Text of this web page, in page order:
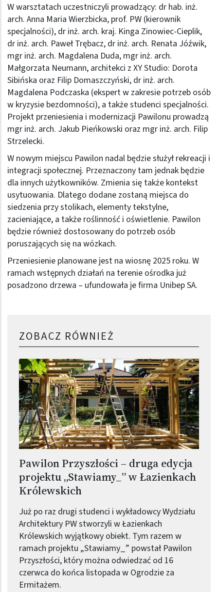
W warsztatach uczestniczyli prowadzący: dr hab. inż.
arch. Anna Maria Wierzbicka, prof. PW (kierownik
specjalności), dr inż. arch. kraj. Kinga Zinowiec-Cieplik,
dr inż. arch. Paweł Trębacz, dr inż. arch. Renata Jóźwik,
mgr inż. arch. Magdalena Duda, mgr inż. arch.
Małgorzata Neumann, architekci z XY Studio: Dorota
Sibińska oraz Filip Domaszczyński, dr inż. arch.
Magdalena Podczaska (ekspert w zakresie potrzeb osób
w kryzysie bezdomności), a także studenci specjalności.
Projekt przeniesienia i modernizacji Pawilonu prowadzą
mgr inż. arch. Jakub Pieńkowski oraz mgr inż. arch. Filip
Strzelecki.
W nowym miejscu Pawilon nadal będzie służył rekreacji i
integracji społecznej. Przeznaczony tam jednak będzie
dla innych użytkowników. Zmienia się także kontekst
usytuowania. Dlatego dodane zostaną miejsca do
siedzenia przy stolikach, elementy tekstylne,
zacieniające, a także roślinność i oświetlenie. Pawilon
będzie również dostosowany do potrzeb osób
poruszających się na wózkach.
Przeniesienie planowane jest na wiosnę 2025 roku. W
ramach wstępnych działań na terenie ośrodka już
posadzono drzewa – ufundowała je firma Unibep SA.
ZOBACZ RÓWNIEŻ
Pawilon Przyszłości – druga edycja
projektu „Stawiamy_” w Łazienkach
Królewskich
Już po raz drugi studenci i wykładowcy Wydziału
Architektury PW stworzyli w Łazienkach
Królewskich wyjątkowy obiekt. Tym razem w
ramach projektu „Stawiamy_” powstał Pawilon
Przyszłości, który można odwiedzać od 16
czerwca do końca listopada w Ogrodzie za
Ermitażem.